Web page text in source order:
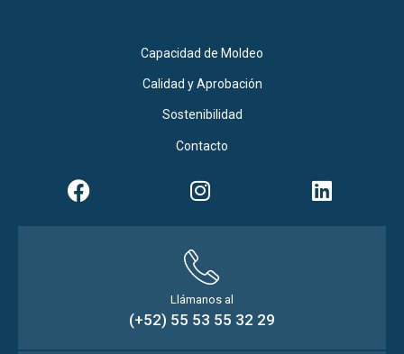
Capacidad de Moldeo
Calidad y Aprobación
Sostenibilidad
Contacto
Llámanos al
(+52) 55 53 55 32 29